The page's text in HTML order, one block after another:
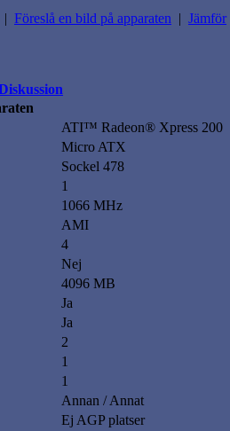
| Föreslå en bild på apparaten | Jämför
ATI™ Radeon® Xpress 200
Micro ATX
Sockel 478
1
1066 MHz
AMI
4
Nej
4096 MB
Ja
Ja
2
1
1
Annan / Annat
Ej AGP platser